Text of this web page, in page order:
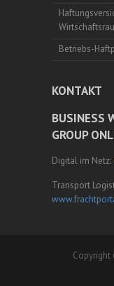
Betriebs-
KONTAKT
BUSINESS
GROUP
Digital im Netz:
Transport